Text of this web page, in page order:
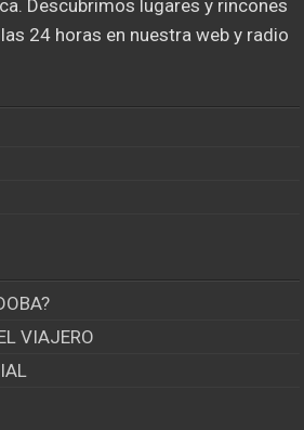
Descubrimos lugares y rincones
24 horas en nuestra web y radio
VIAJERO